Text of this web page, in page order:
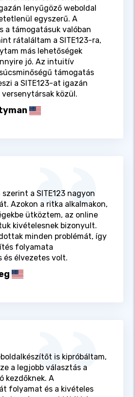
lenyűgöző weboldal
egyszerű. A
a támogatásuk valóban
rátaláltam a SITE123-ra,
más lehetőségek
jó. Az intuitív
támogatás
a SITE123-at igazán
versenytársak közül.
a SITE123 nagyon
Azokon a ritka alkalmakon,
ütköztem, az online
kivételesnek bizonyult.
minden problémát, így
folyamata
és élvezetes volt.
is kipróbáltam,
a legjobb választás a
kezdőknek. A
folyamat és a kivételes